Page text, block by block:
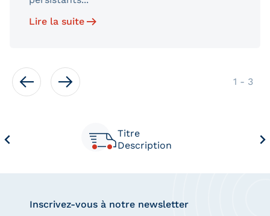
Lire la suite
1 - de
3
Titre
Description
Inscrivez-vous à notre newsletter